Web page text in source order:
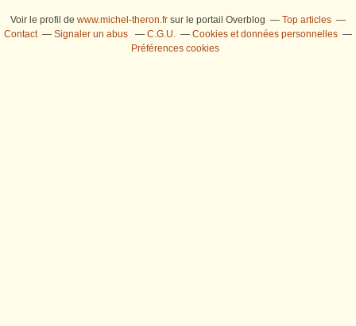
Voir le profil de www.michel-theron.fr sur le portail Overblog
Top articles
Contact
Signaler un abus C.G.U.
Cookies et données personnelles
Préférences cookies